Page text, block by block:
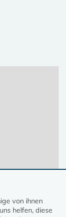
von ihnen
helfen, diese